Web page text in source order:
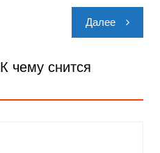
Далее
К чему снится